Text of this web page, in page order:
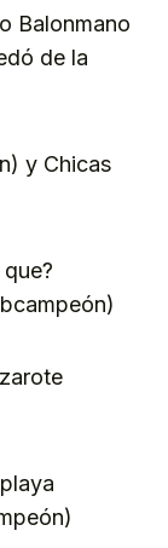
Balonmano
de la
y Chicas